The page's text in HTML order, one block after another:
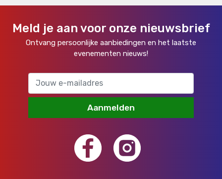
Meld je aan voor onze nieuwsbrief
Ontvang persoonlijke aanbiedingen en het laatste
evenementen nieuws!
Aanmelden